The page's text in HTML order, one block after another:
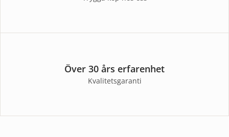
Över 30 års erfarenhet
Kvalitetsgaranti